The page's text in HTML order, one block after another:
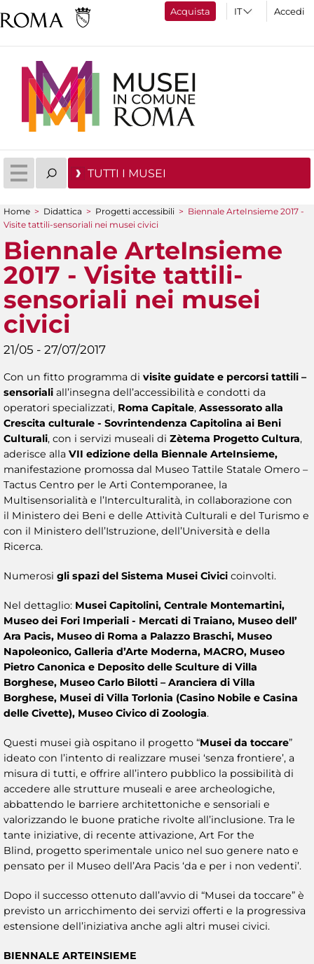
Acquista Accedi
TUTTI I MUSEI
Tu sei qui
Home > Didattica > Progetti accessibili > Biennale ArteInsieme 2017 -
Visite tattili-sensoriali nei musei civici
Biennale ArteInsieme
2017 - Visite tattili-
sensoriali nei musei
civici
21/05 - 27/07/2017
Con un fitto programma di visite guidate e percorsi tattili –
sensoriali all’insegna dell’accessibilità e condotti da
operatori specializzati, Roma Capitale, Assessorato alla
Crescita culturale - Sovrintendenza Capitolina ai Beni
Culturali, con i servizi museali di Zètema Progetto Cultura,
aderisce alla VII edizione della Biennale ArteInsieme,
manifestazione promossa dal Museo Tattile Statale Omero –
Tactus Centro per le Arti Contemporanee, la
Multisensorialità e l’Interculturalità, in collaborazione con
il Ministero dei Beni e delle Attività Culturali e del Turismo e
con il Ministero dell’Istruzione, dell’Università e della
Ricerca.
Numerosi gli spazi del Sistema Musei Civici coinvolti.
Nel dettaglio: Musei Capitolini, Centrale Montemartini,
Museo dei Fori Imperiali - Mercati di Traiano, Museo dell’
Ara Pacis, Museo di Roma a Palazzo Braschi, Museo
Napoleonico, Galleria d’Arte Moderna, MACRO, Museo
Pietro Canonica e Deposito delle Sculture di Villa
Borghese, Museo Carlo Bilotti – Aranciera di Villa
Borghese, Musei di Villa Torlonia (Casino Nobile e Casina
delle Civette), Museo Civico di Zoologia.
Questi musei già ospitano il progetto “Musei da toccare”
ideato con l’intento di realizzare musei ‘senza frontiere’, a
misura di tutti, e offrire all’intero pubblico la possibilità di
accedere alle strutture museali e aree archeologiche,
abbattendo le barriere architettoniche e sensoriali e
valorizzando le buone pratiche rivolte all’inclusione. Tra le
tante iniziative, di recente attivazione, Art For the
Blind, progetto sperimentale unico nel suo genere nato e
pensato per il Museo dell’Ara Pacis ‘da e per i non vedenti’.
Dopo il successo ottenuto dall’avvio di “Musei da toccare” è
previsto un arricchimento dei servizi offerti e la progressiva
estensione dell’iniziativa anche agli altri musei civici.
BIENNALE ARTEINSIEME